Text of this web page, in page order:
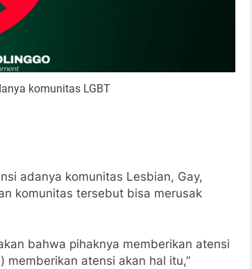
komunitas LGBT
adanya komunitas Lesbian, Gay,
komunitas tersebut bisa merusak
bahwa pihaknya memberikan atensi
memberikan atensi akan hal itu,”